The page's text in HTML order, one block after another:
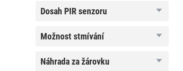
dosah
dosah PIR senzoru
možnost
možnost stmívání
náhrada
náhrada za žárovku